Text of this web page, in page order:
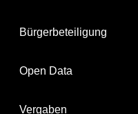
Bürgerbeteiligung
Open Data
Vergaben